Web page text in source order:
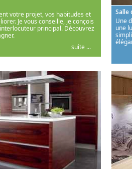
votre projet, vos habitudes et
Je vous conseille, je conçois
principal. Découvrez
suite ...
Salle
Une
une